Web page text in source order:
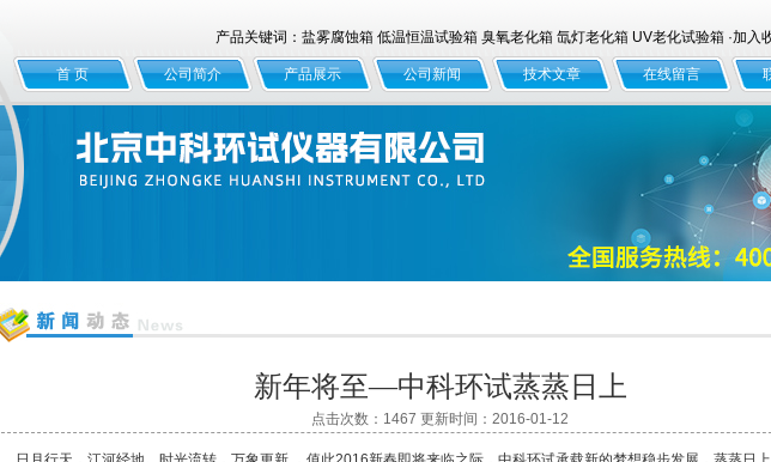
产品关键词：盐雾腐蚀箱 低温恒温试验箱 臭氧老化箱 氙灯老化箱 UV老化试验箱 ·加入
首 页 公司简介 产品展示 公司新闻 技术文章 在线留言
新年将至—中科环试蒸蒸日上
点击次数：1467 更新时间：2016-01-12